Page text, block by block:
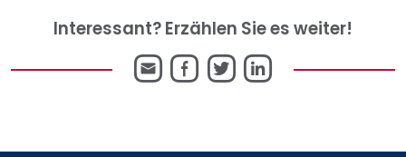
Interessant? Erzählen Sie es weiter!
E-Facebook
Twitter
LinkedIn